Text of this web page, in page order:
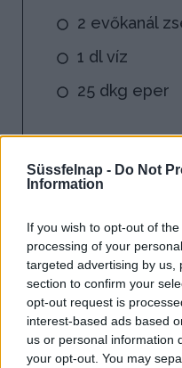
Süssfelnap - Do Not
Information
If you wish to opt-out of
processing of your
targeted advertising by us,
section to confirm your
opt-out request is
interest-based ads based
us or personal information
your opt-out. You may
2 evőkanál
1 dl víz
25 dkg eper
A tetejére:
2
csipetnyi só
25 dkg eper